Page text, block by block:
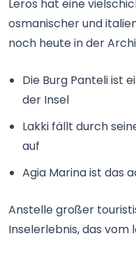
Leros hat eine
osmanischer und
noch heute in der
Die Burg Panteli ist
der Insel
Lakki fällt durch
auf
Agia Marina ist das
Anstelle großer
Inselerlebnis, das vom